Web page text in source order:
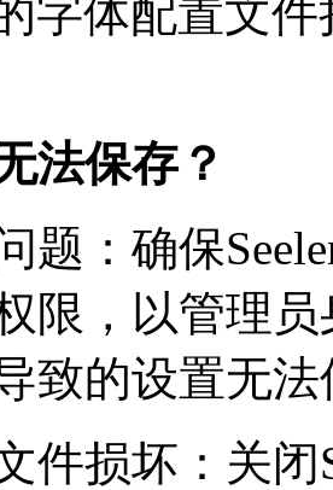
字体配置文
保存？
：确保
限，以管理
致的设置无
损坏：关闭